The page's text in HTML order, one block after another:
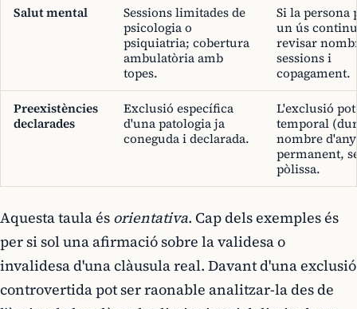
Salut mental
Sessions limitades de
psicologia o
psiquiatria; cobertura
ambulatòria amb
topes.
Si la persona
un ús
revisar
sessions i
copagament.
Preexistències
declarades
Exclusió específica
d'una patologia ja
coneguda i declarada.
L'exclusió
temporal
nombre
permanent,
pòlissa.
Aquesta taula és orientativa. Cap dels exemples és
per si sol una afirmació sobre la validesa o
invalidesa d'una clàusula real. Davant d'una exclusió
controvertida pot ser raonable analitzar-la des de